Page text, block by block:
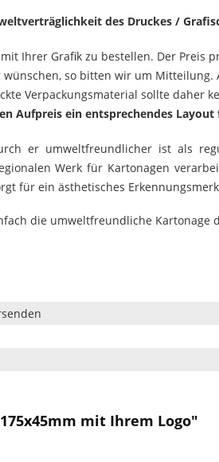
des Druckes /
Ihrer Grafik zu bestellen. Der Preis
so bitten wir um
Verpackungsmaterial sollte daher
Aufpreis ein entsprechendes Layout
er umweltfreundlicher ist als
Werk für Kartonagen
für ein ästhetisches
die umweltfreundliche Kartonage
mit Ihrem Logo"